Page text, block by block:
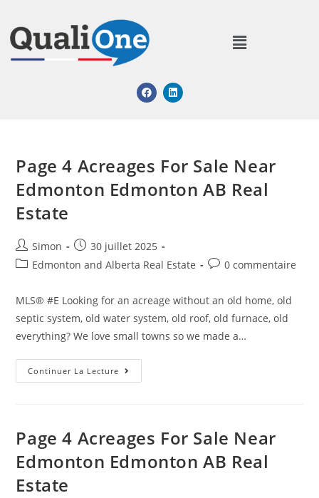
Page 4 Acreages For Sale Near
Edmonton Edmonton AB Real
Estate
Simon
30 juillet 2025
Edmonton and Alberta Real Estate
0 commentaire
MLS® #E Looking for an acreage without an old home, old
septic system, old water system, old roof, old furnace, old
everything? We love small towns so we made a…
Continuer La Lecture
Page 4 Acreages For Sale Near
Edmonton Edmonton AB Real
Estate